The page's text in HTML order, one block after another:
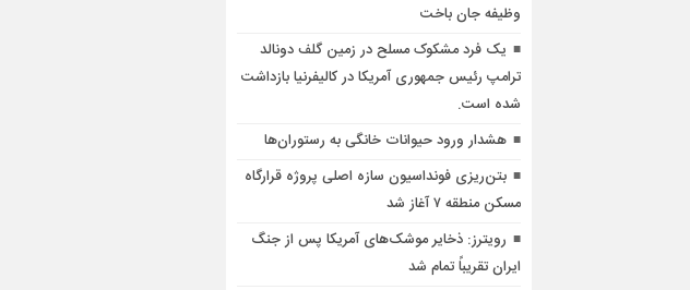
وظیفه جان باخت
یک فرد مشکوک مسلح در زمین گلف دونالد
ترامپ رئیس جمهوری آمریکا در کالیفرنیا بازداشت
شده است.
هشدار ورود حیوانات خانگی به رستوران‌ها
بتن‌ریزی فونداسیون سازه اصلی پروژه قرارگاه
مسکن منطقه ۷ آغاز شد
رویترز: ذخایر موشک‌های آمریکا پس از جنگ
ایران تقریباً تمام شد